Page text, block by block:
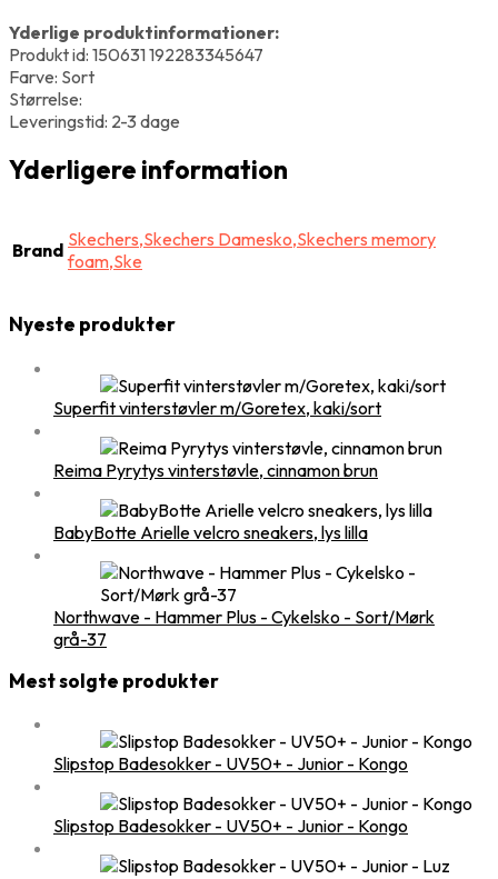
Yderlige produktinformationer:
Produkt id: 150631 192283345647
Farve: Sort
Størrelse:
Leveringstid: 2-3 dage
Yderligere information
Brand Skechers,Skechers Damesko,Skechers memory
foam,Ske
Nyeste produkter
Superfit vinterstøvler m/Goretex, kaki/sort
Reima Pyrytys vinterstøvle, cinnamon brun
BabyBotte Arielle velcro sneakers, lys lilla
Northwave - Hammer Plus - Cykelsko - Sort/Mørk
grå-37
Mest solgte produkter
Slipstop Badesokker - UV50+ - Junior - Kongo
Slipstop Badesokker - UV50+ - Junior - Kongo